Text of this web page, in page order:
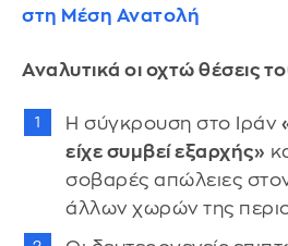
στη Μέση Ανατολή
Αναλυτικά οι οχτώ θέσεις
Η σύγκρουση στο Ιράν
είχε συμβεί εξαρχής»
σοβαρές απώλειες
άλλων χωρών της